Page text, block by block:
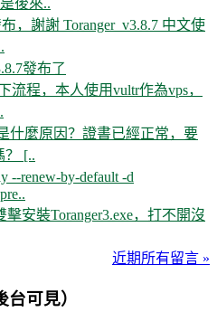
，謝謝 Toranger_v3.8.7 中文使
發布了
流程，本人使用vultr作為vps，
什麼原因？證書已經正常，要
？ [..
--renew-by-default -d
安裝Toranger3.exe，打不開沒
近期所有留言 »
台可見）